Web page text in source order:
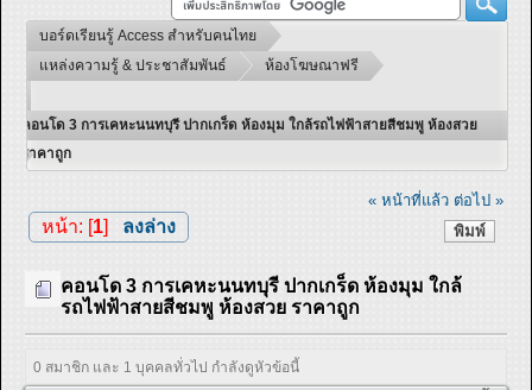
บอร์ดเรียนรู้ Access สำหรับคนไทย
แหล่งความรู้ & ประชาสัมพันธ์
ห้องโฆษณาฟรี
คอนโด 3 การเคหะนนทบุรี ปากเกร็ด ห้องมุม ใกล้รถไฟฟ้าสายสีชมพู ห้องสวย
ราคาถูก
« หน้าที่แล้ว ต่อไป »
พิมพ์
หน้า: [1] ลงล่าง
คอนโด 3 การเคหะนนทบุรี ปากเกร็ด ห้องมุม ใกล้
รถไฟฟ้าสายสีชมพู ห้องสวย ราคาถูก
0 สมาชิก และ 1 บุคคลทั่วไป กำลังดูหัวข้อนี้